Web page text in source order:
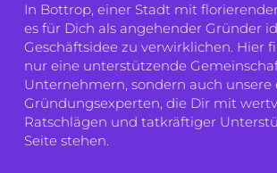
In Bottrop, einer Stadt mit
es für Dich als angehender Gründer
Geschäftsidee zu verwirklichen. Hier
nur eine unterstützende
Unternehmern, sondern auch unsere
Gründungsexperten, die Dir mit
Ratschlägen und tatkräftiger
Seite stehen.